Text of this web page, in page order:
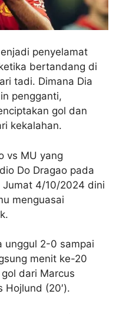
penyelamat
bertandang di
tadi. Dimana Dia
pengganti,
gol dan
kekalahan.
vs MU yang
Do Dragao pada
Jumat 4/10/2024 dini
menguasai
unggul 2-0 sampai
menit ke-20
dari Marcus
Hojlund (20′).